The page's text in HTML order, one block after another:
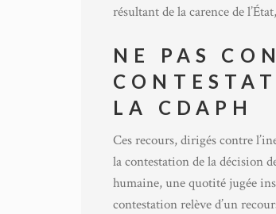
résultant de la carence de
NE PAS
LA CDAPH
Ces recours, dirigés contre
la contestation de la décision
humaine, une quotité jugée
contestation relève d’un